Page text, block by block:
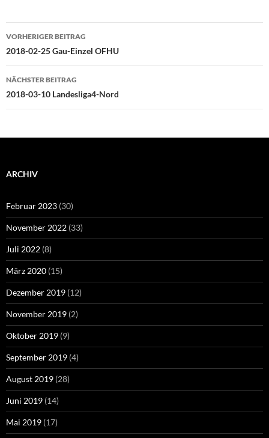
Beitragsnavigation
VORHERIGER BEITRAG
2018-02-25 Gau-Einzel OFHU
NÄCHSTER BEITRAG
2018-03-10 Landesliga4-Nord
ARCHIV
Februar 2023 (30)
November 2022 (33)
Juli 2022 (8)
März 2020 (15)
Dezember 2019 (12)
November 2019 (2)
Oktober 2019 (9)
September 2019 (4)
August 2019 (28)
Juni 2019 (14)
Mai 2019 (17)